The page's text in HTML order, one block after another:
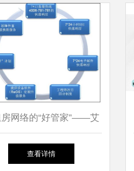
房网络的“好管家”——艾
841网络安全解决方
查看详情